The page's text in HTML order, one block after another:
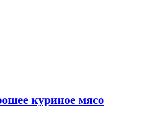
куриное мясо